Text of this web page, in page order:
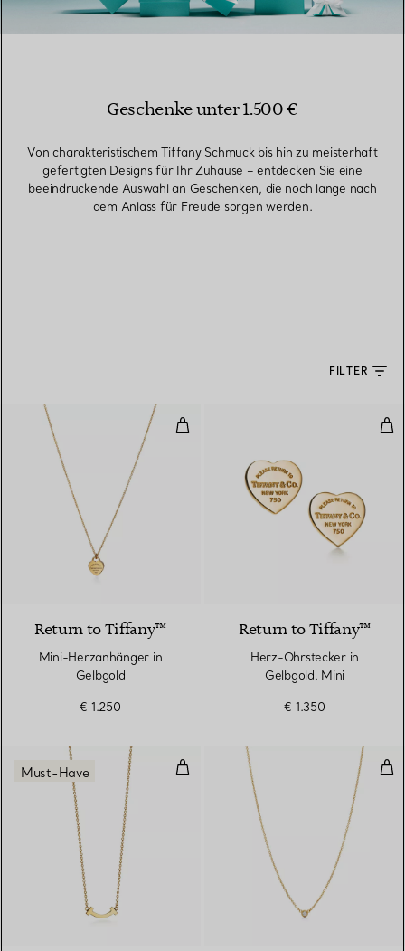
Geschenke unter 1.500 €
Von charakteristischem Tiffany Schmuck bis hin zu meisterhaft
gefertigten Designs für Ihr Zuhause – entdecken Sie eine
beeindruckende Auswahl an Geschenken, die noch lange nach
dem Anlass für Freude sorgen werden.
FILTER
Mini-Herzanhänger in Gelbgold
Return to Tiffany™
Mini-Herzanhänger in
Gelbgold
€ 1.250
Return to Tiffany™
Herz-Ohrstecker in
Gelbgold, Mini
€ 1.350
Smile Anhänger in Gelbgold, Mini
2 Materialien
Must-Have